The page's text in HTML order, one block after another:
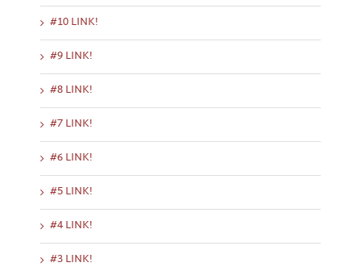
#10 LINK!
#9 LINK!
#8 LINK!
#7 LINK!
#6 LINK!
#5 LINK!
#4 LINK!
#3 LINK!